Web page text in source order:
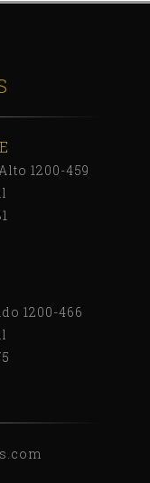
1200-459
1200-466